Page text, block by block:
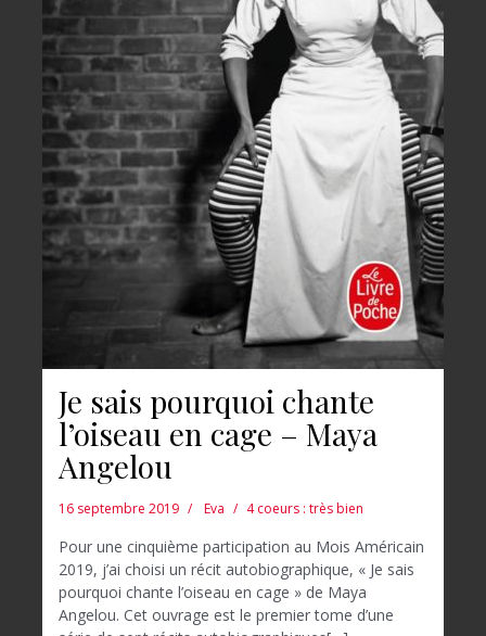
Je sais pourquoi chante
l’oiseau en cage – Maya
Angelou
16 septembre 2019 Eva 4 coeurs : très bien
Pour une cinquième participation au Mois Américain
2019, j’ai choisi un récit autobiographique, « Je sais
pourquoi chante l’oiseau en cage » de Maya
Angelou. Cet ouvrage est le premier tome d’une